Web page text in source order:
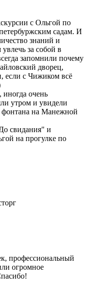
с Ольгой по
садам. И
знаний и
за собой в
запомнили почему
дворец,
если с Чижиком всё
очень
утром и увидели
фонтана на Манежной
свидания" и
на прогулке по
профессиональный
огромное